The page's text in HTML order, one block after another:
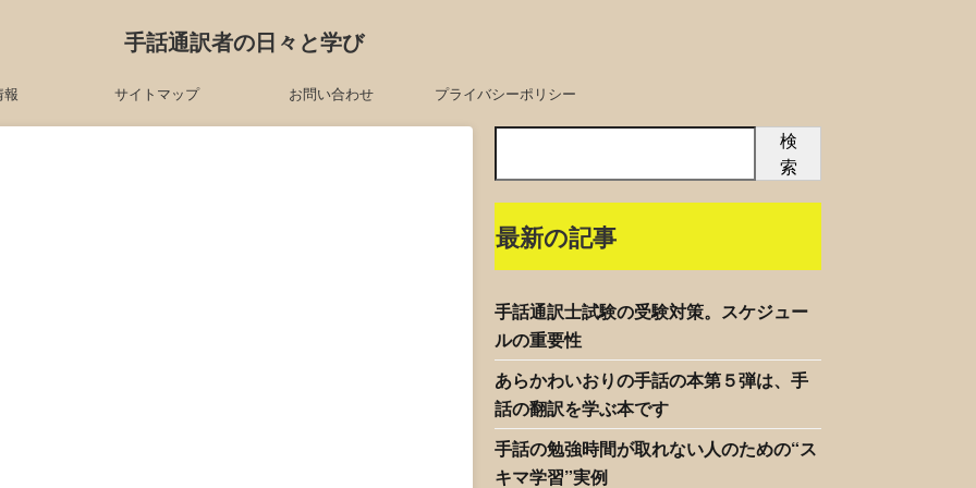
手話通訳者の日々と学び
サイトマップ お問い合わせ プライバシーポリシー
検
索
最新の記事
手話通訳士試験の受験対策。スケジュー
ルの重要性
あらかわいおりの手話の本第５弾は、手
話の翻訳を学ぶ本です
手話の勉強時間が取れない人のための“ス
キマ学習”実例